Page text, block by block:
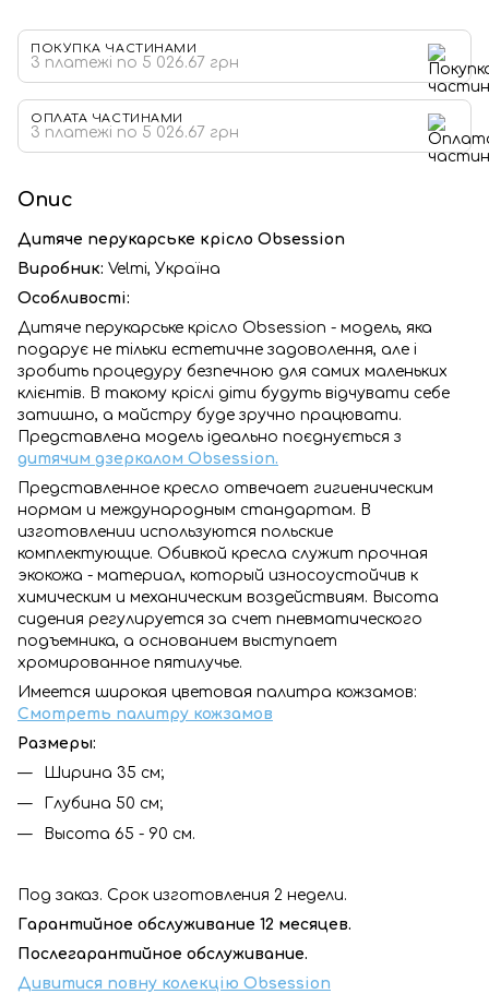
ПОКУПКА ЧАСТИНАМИ
3 платежі по 5 026.67 грн
ОПЛАТА ЧАСТИНАМИ
3 платежі по 5 026.67 грн
Опис
Дитяче перукарське крісло Obsession
Виробник: Velmi, Україна
Особливості:
Дитяче перукарське крісло Obsession - модель, яка
подарує не тільки естетичне задоволення, але і
зробить процедуру безпечною для самих маленьких
клієнтів. В такому кріслі діти будуть відчувати себе
затишно, а майстру буде зручно працювати.
Представлена модель ідеально поєднується з
дитячим дзеркалом Obsession.
Представленное кресло отвечает гигиеническим
нормам и международным стандартам. В
изготовлении используются польские
комплектующие. Обивкой кресла служит прочная
экокожа - материал, который износоустойчив к
химическим и механическим воздействиям. Высота
сидения регулируется за счет пневматического
подъемника, а основанием выступает
хромированное пятилучье.
Имеется широкая цветовая палитра кожзамов:
Смотреть палитру кожзамов
Размеры:
Ширина 35 см;
Глубина 50 см;
Высота 65 - 90 см.
Под заказ. Срок изготовления 2 недели.
Гарантийное обслуживание 12 месяцев.
Послегарантийное обслуживание.
Дивитися повну колекцію Obsession